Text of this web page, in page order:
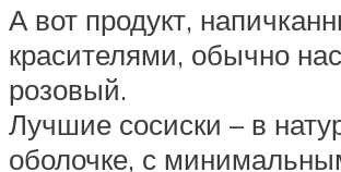
А вот продукт,
красителями, обычно
розовый.
Лучшие сосиски – в
оболочке, с